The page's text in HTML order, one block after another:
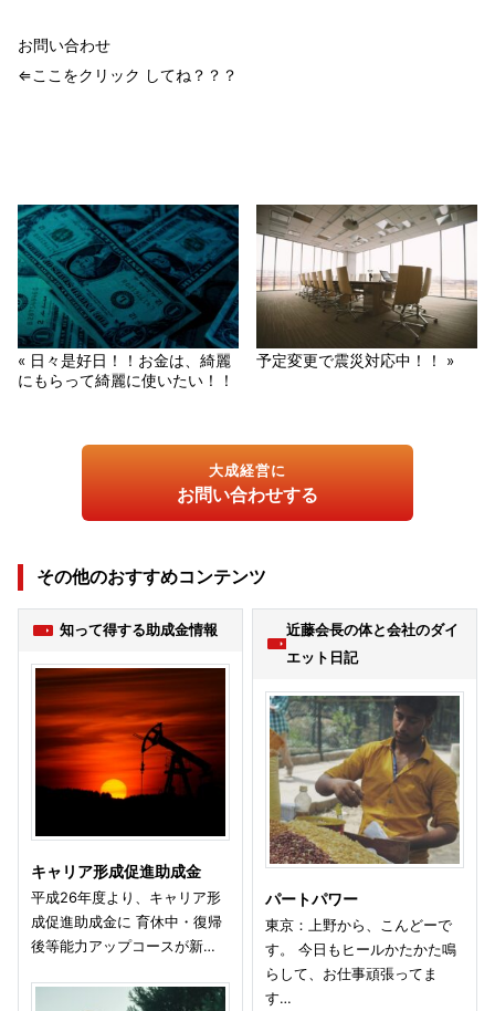
お問い合わせ
⇐ここをクリック してね？？？
« 日々是好日！！お金は、綺麗
にもらって綺麗に使いたい！！
予定変更で震災対応中！！ »
大成経営に
お問い合わせする
その他のおすすめコンテンツ
知って得する助成金情報
キャリア形成促進助成金
平成26年度より、キャリア形
成促進助成金に 育休中・復帰
後等能力アップコースが新…
近藤会長の体と会社のダイ
エット日記
パートパワー
東京：上野から、こんどーで
す。 今日もヒールかたかた鳴
らして、お仕事頑張ってま
す…